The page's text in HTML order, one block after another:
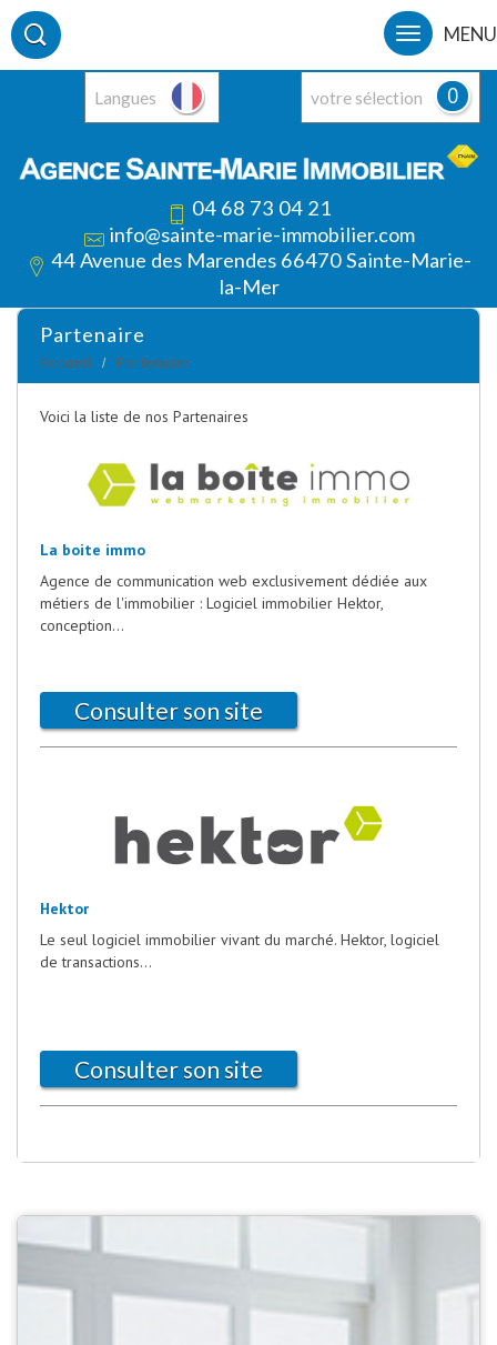
Langues votre sélection 0
04 68 73 04 21
info@sainte-marie-immobilier.com
44 Avenue des Marendes 66470 Sainte-Marie-
la-Mer
MENU
partenaire
Accueil Partenaire
Voici la liste de nos Partenaires
La boite immo
Agence de communication web exclusivement dédiée aux
métiers de l'immobilier : Logiciel immobilier Hektor,
conception...
Consulter son site
Hektor
Le seul logiciel immobilier vivant du marché. Hektor, logiciel
de transactions...
Consulter son site